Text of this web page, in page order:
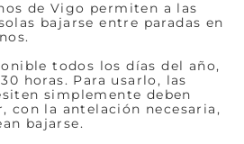
de Vigo permiten a las
bajarse entre paradas en
todos los días del año,
horas. Para usarlo, las
simplemente deben
con la antelación necesaria,
bajarse.